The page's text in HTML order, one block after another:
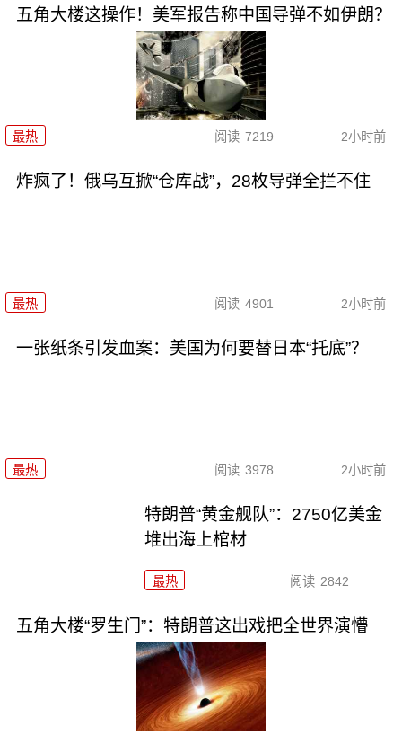
五角大楼这操作！美军报告称中国导弹不如伊朗？
最热 阅读 7219 2小时前
炸疯了！俄乌互掀“仓库战”，28枚导弹全拦不住
最热 阅读 4901 2小时前
一张纸条引发血案：美国为何要替日本“托底”？
最热 阅读 3978 2小时前
特朗普“黄金舰队”：2750亿美金
堆出海上棺材
最热 阅读 2842
五角大楼“罗生门”：特朗普这出戏把全世界演懵